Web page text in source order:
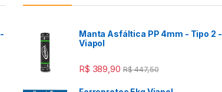
Manta Asfáltica PP 4mm - Tipo 2 -
Viapol
R$ 389,90 R$447,50